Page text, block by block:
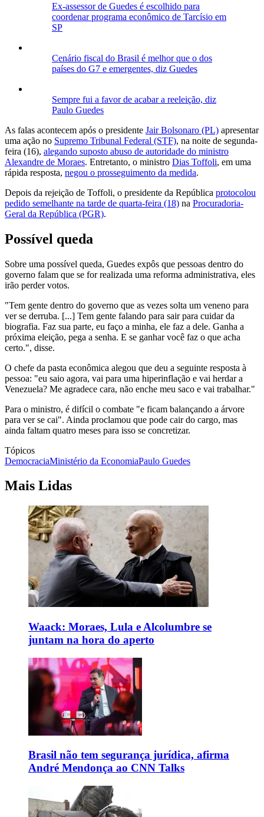
Ex-assessor de Guedes é escolhido para
coordenar programa econômico de Tarcísio em
SP
Cenário fiscal do Brasil é melhor que o dos
países do G7 e emergentes, diz Guedes
Sempre fui a favor de acabar a reeleição, diz
Paulo Guedes
As falas acontecem após o presidente Jair Bolsonaro (PL) apresentar
uma ação no Supremo Tribunal Federal (STF), na noite de segunda-
feira (16), alegando suposto abuso de autoridade do ministro
Alexandre de Moraes. Entretanto, o ministro Dias Toffoli, em uma
rápida resposta, negou o prosseguimento da medida.
Depois da rejeição de Toffoli, o presidente da República protocolou
pedido semelhante na tarde de quarta-feira (18) na Procuradoria-
Geral da República (PGR).
Possível queda
Sobre uma possível queda, Guedes expôs que pessoas dentro do
governo falam que se for realizada uma reforma administrativa, eles
irão perder votos.
"Tem gente dentro do governo que as vezes solta um veneno para
ver se derruba. [...] Tem gente falando para sair para cuidar da
biografia. Faz sua parte, eu faço a minha, ele faz a dele. Ganha a
próxima eleição, pega a senha. E se ganhar você faz o que acha
certo.", disse.
O chefe da pasta econômica alegou que deu a seguinte resposta à
pessoa: "eu saio agora, vai para uma hiperinflação e vai herdar a
Venezuela? Me agradece cara, não enche meu saco e vai trabalhar."
Para o ministro, é difícil o combate "e ficam balançando a árvore
para ver se cai". Ainda proclamou que pode cair do cargo, mas
ainda faltam quatro meses para isso se concretizar.
Tópicos
DemocraciaMinistério da EconomiaPaulo Guedes
Mais Lidas
Waack: Moraes, Lula e Alcolumbre se
juntam na hora do aperto
Brasil não tem segurança jurídica, afirma
André Mendonça ao CNN Talks